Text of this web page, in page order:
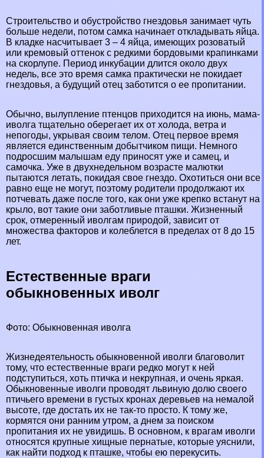
Строительство и обустройство гнездовья занимает чуть
больше недели, потом самка начинает откладывать яйца.
В кладке насчитывает 3 – 4 яйца, имеющих розоватый
или кремовый оттенок с редкими бордовыми крапинками
на скорлупе. Период инкубации длится около двух
недель, все это время самка пpaктически не покидает
гнездовья, а будущий отец заботится о ее пропитании.
Обычно, вылупление птенцов приходится на июнь, мама-
иволга тщательно оберегает их от холода, ветра и
непогоды, укрывая своим телом. Отец первое время
является единственным добытчиком пищи. Немного
подросшим малышам еду приносят уже и самец, и
самочка. Уже в двухнедельном возрасте малютки
пытаются летать, покидая свое гнездо. Охотиться они все
равно еще не могут, поэтому родители продолжают их
потчевать даже после того, как они уже крепко встанут на
крыло, вот такие они заботливые пташки. Жизненный
срок, отмеренный иволгам природой, зависит от
множества факторов и колeблется в пределах от 8 до 15
лет.
Естественные враги
обыкновенных иволг
Фото: Обыкновенная иволга
Жизнедеятельность обыкновенной иволги благоволит
тому, что естественные враги редко могут к ней
подступиться, хоть птичка и некрупная, и очень яркая.
Обыкновенные иволги проводят львиную долю своего
птичьего времени в густых кронах деревьев на немалой
высоте, где достать их не так-то просто. К тому же,
кормятся они ранним утром, а днем за поиском
пропитания их не увидишь. В основном, к врагам иволги
относятся крупные хищные пернатые, которые уяснили,
как найти подход к пташке, чтобы ею перекусить.